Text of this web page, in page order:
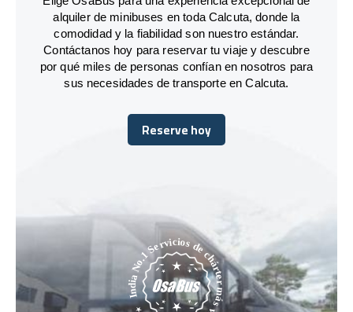
alquiler de minibuses en toda Calcuta, donde la
comodidad y la fiabilidad son nuestro estándar.
Contáctanos hoy para reservar tu viaje y descubre
por qué miles de personas confían en nosotros para
sus necesidades de transporte en Calcuta.
Reserve hoy
Reserve hoy